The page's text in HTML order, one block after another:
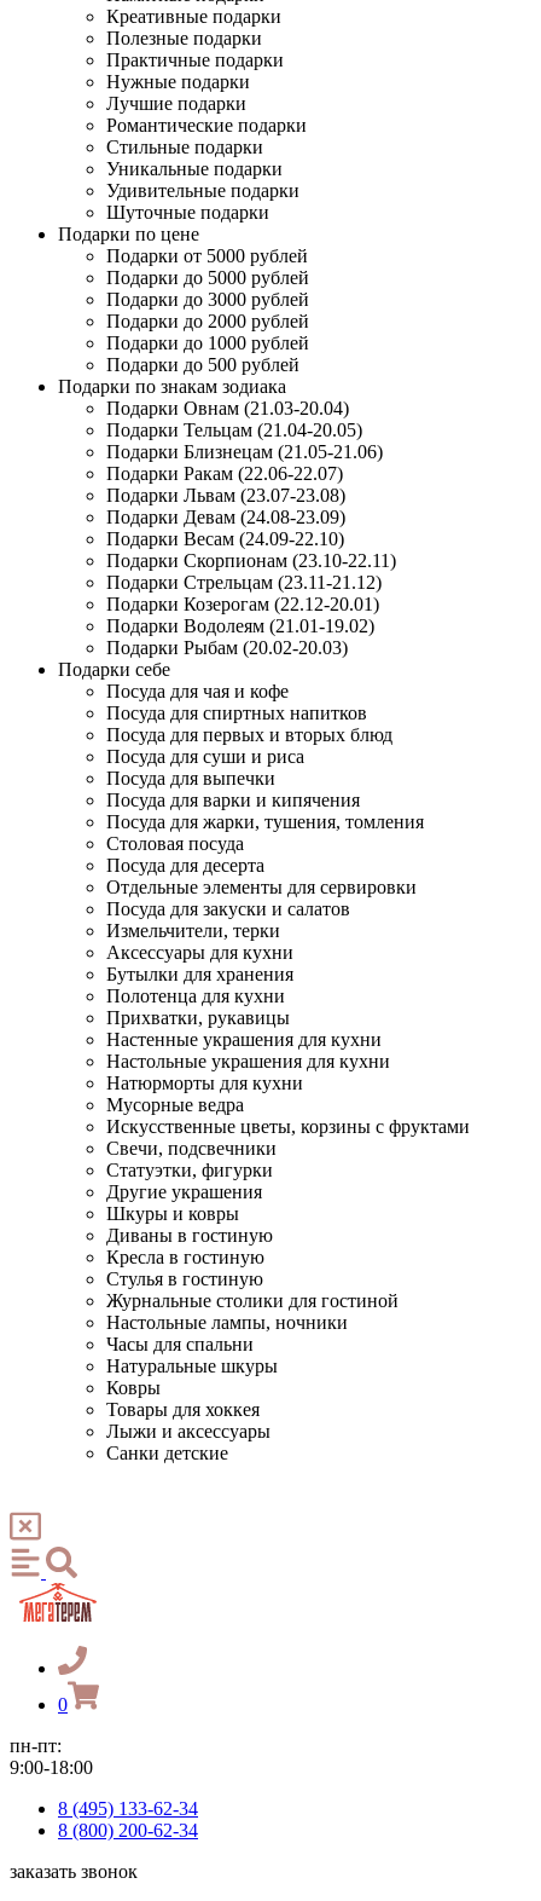
Креативные подарки
Полезные подарки
Практичные подарки
Нужные подарки
Лучшие подарки
Романтические подарки
Стильные подарки
Уникальные подарки
Удивительные подарки
Шуточные подарки
Подарки по цене
Подарки от 5000 рублей
Подарки до 5000 рублей
Подарки до 3000 рублей
Подарки до 2000 рублей
Подарки до 1000 рублей
Подарки до 500 рублей
Подарки по знакам зодиака
Подарки Овнам (21.03-20.04)
Подарки Тельцам (21.04-20.05)
Подарки Близнецам (21.05-21.06)
Подарки Ракам (22.06-22.07)
Подарки Львам (23.07-23.08)
Подарки Девам (24.08-23.09)
Подарки Весам (24.09-22.10)
Подарки Скорпионам (23.10-22.11)
Подарки Стрельцам (23.11-21.12)
Подарки Козерогам (22.12-20.01)
Подарки Водолеям (21.01-19.02)
Подарки Рыбам (20.02-20.03)
Подарки себе
Посуда для чая и кофе
Посуда для спиртных напитков
Посуда для первых и вторых блюд
Посуда для суши и риса
Посуда для выпечки
Посуда для варки и кипячения
Посуда для жарки, тушения, томления
Столовая посуда
Посуда для десерта
Отдельные элементы для сервировки
Посуда для закуски и салатов
Измельчители, терки
Аксессуары для кухни
Бутылки для хранения
Полотенца для кухни
Прихватки, рукавицы
Настенные украшения для кухни
Настольные украшения для кухни
Натюрморты для кухни
Мусорные ведра
Искусственные цветы, корзины с фруктами
Свечи, подсвечники
Статуэтки, фигурки
Другие украшения
Шкуры и ковры
Диваны в гостиную
Кресла в гостиную
Стулья в гостиную
Журнальные столики для гостиной
Настольные лампы, ночники
Часы для спальни
Натуральные шкуры
Ковры
Товары для хоккея
Лыжи и аксессуары
Санки детские
0
пн-пт:
9:00-18:00
8 (495) 133-62-34
8 (800) 200-62-34
заказать звонок